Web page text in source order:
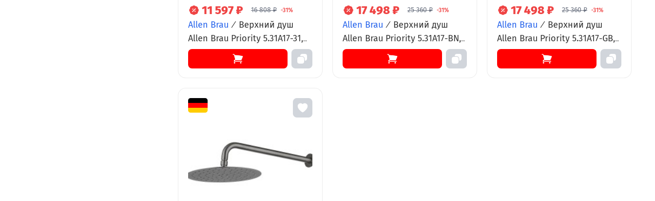
11 597 ₽ 16 808 ₽ -31%
Allen Brau / Верхний душ
Allen Brau Priority 5.31A17-31,
Slim круглый, 30 х 30 см,
нержавеющая сталь, черный
17 498 ₽ 25 360 ₽ -31%
Allen Brau / Верхний душ
Allen Brau Priority 5.31A17-BN,
Slim круглый, 30 х 30 см,
нержавеющая сталь, никель
17 498 ₽ 25 360 ₽ -31%
Allen Brau / Верхний душ
Allen Brau Priority 5.31A17-GB,
30 см, с держателем, золото
брашированное